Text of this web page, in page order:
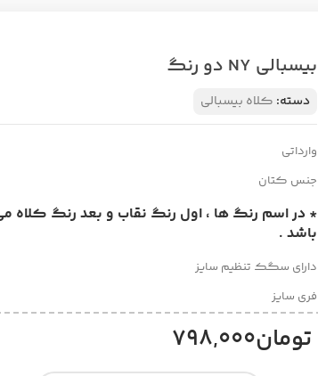
بیسبالی NY دو رنگ
دسته: کلاه بیسبالی
وارداتی
جنس کتان
* در اسم رنگ ها ، اول رنگ نقاب و بعد رنگ کلاه
باشد .
دارای سگک تنظیم سایز
فری سایز
تومان798,000